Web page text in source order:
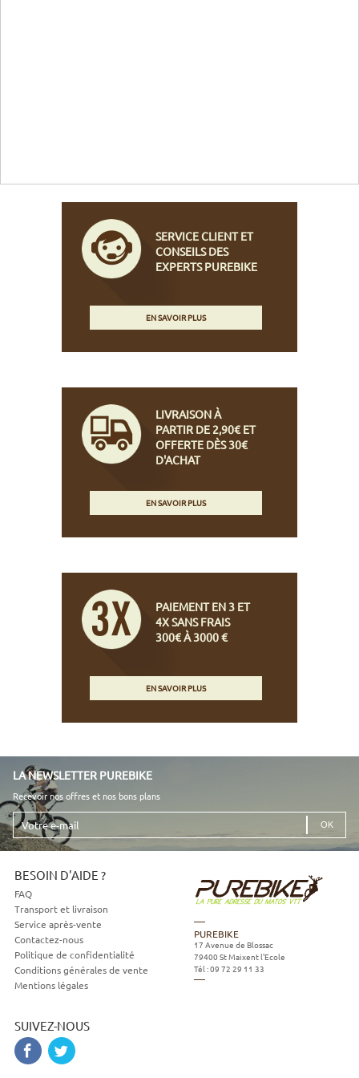
SERVICE CLIENT ET
CONSEILS DES
EXPERTS PUREBIKE
EN SAVOIR PLUS
LIVRAISON À
PARTIR DE 2,90€ ET
OFFERTE DÈS 30€
D'ACHAT
EN SAVOIR PLUS
PAIEMENT EN 3 ET
4X SANS FRAIS
300€ À 3000 €
EN SAVOIR PLUS
LA NEWSLETTER PUREBIKE
Recevoir nos offres et nos bons plans
Votre
e-
mail
BESOIN D'AIDE ?
FAQ
Transport et livraison
Service après-vente
Contactez-nous
Politique de confidentialité
Conditions générales de vente
Mentions légales
SUIVEZ-NOUS
PUREBIKE
17 Avenue de Blossac
79400 St Maixent l'Ecole
Tél :09 72 29 11 33